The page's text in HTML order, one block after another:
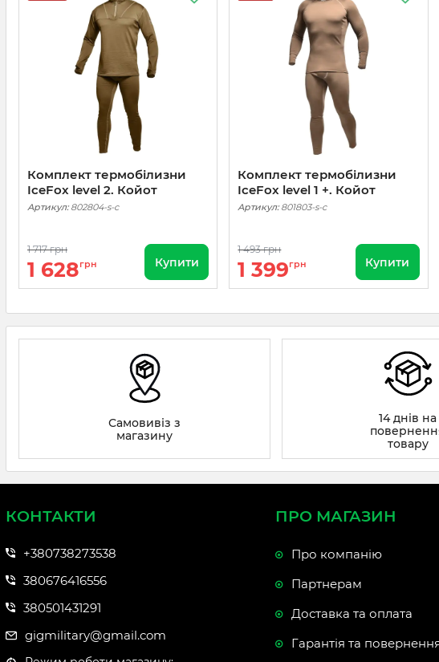
Комплект термобілизни
IceFox level 2. Койот
Артикул:802804-s-c
1 717 грн
1 628грн Купити
Комплект термобілизни
IceFox level 1 +. Койот
Артикул:801803-s-c
1 493 грн
1 399грн Купити
Самовивіз з
магазину
14 днів на
товару
КОНТАКТИ
+380738273538
380676416556
380501431291
gigmilitary@gmail.com
ПРО МАГАЗИН
Про компанію
Партнерам
Доставка та оплата
Гарантія та